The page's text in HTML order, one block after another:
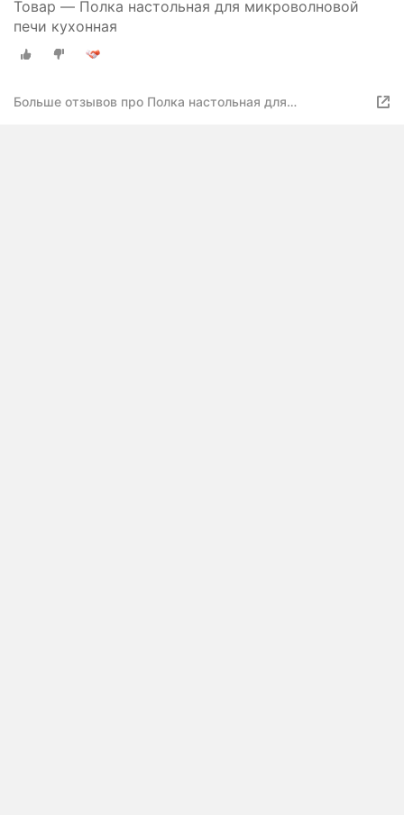
Товар — Полка настольная для микроволновой
печи кухонная
Больше отзывов про Полка настольная для